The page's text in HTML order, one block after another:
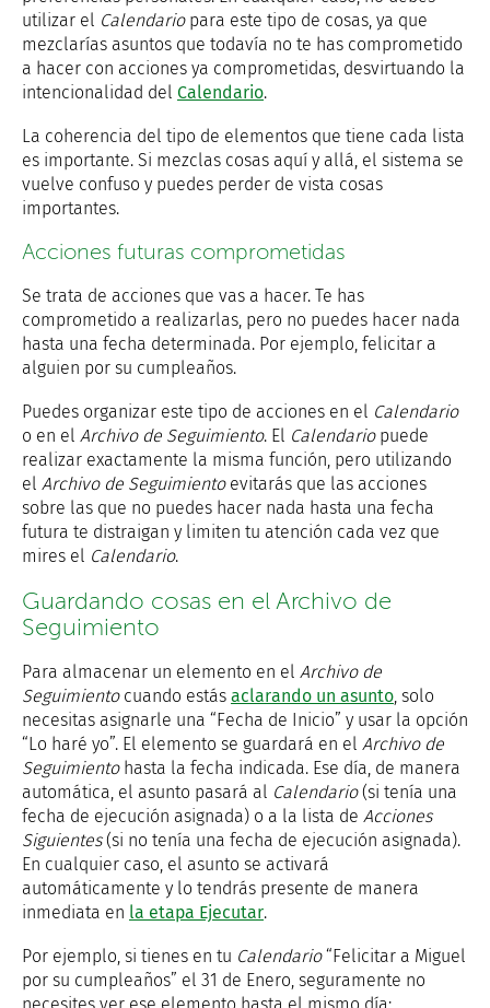
utilizar el Calendariopara este tipo de cosas, ya que
mezclarías asuntos que todavía no te has comprometido
a hacer con acciones ya comprometidas, desvirtuando la
intencionalidad del Calendario.
La coherencia del tipo de elementos que tiene cada lista
es importante. Si mezclas cosas aquí y allá, el sistema se
vuelve confuso y puedes perder de vista cosas
importantes.
Acciones futuras comprometidas
Se trata de acciones que vas a hacer. Te has
comprometido a realizarlas, pero no puedes hacer nada
hasta una fecha determinada. Por ejemplo, felicitar a
alguien por su cumpleaños.
Puedes organizar este tipo de acciones en el Calendario
o en el Archivo de Seguimiento. El Calendariopuede
realizar exactamente la misma función, pero utilizando
el Archivo de Seguimientoevitarás que las acciones
sobre las que no puedes hacer nada hasta una fecha
futura te distraigan y limiten tu atención cada vez que
mires el Calendario.
Guardando cosas en el Archivo de
Seguimiento
Para almacenar un elemento en el Archivo de
Seguimientocuando estás aclarando un asunto, solo
necesitas asignarle una “Fecha de Inicio” y usar la opción
“Lo haré yo”. El elemento se guardará en el Archivo de
Seguimientohasta la fecha indicada. Ese día, de manera
automática, el asunto pasará al Calendario(si tenía una
fecha de ejecución asignada) o a la lista de Acciones
Siguientes(si no tenía una fecha de ejecución asignada).
En cualquier caso, el asunto se activará
automáticamente y lo tendrás presente de manera
inmediata en la etapa Ejecutar.
Por ejemplo, si tienes en tu Calendario“Felicitar a Miguel
por su cumpleaños” el 31 de Enero, seguramente no